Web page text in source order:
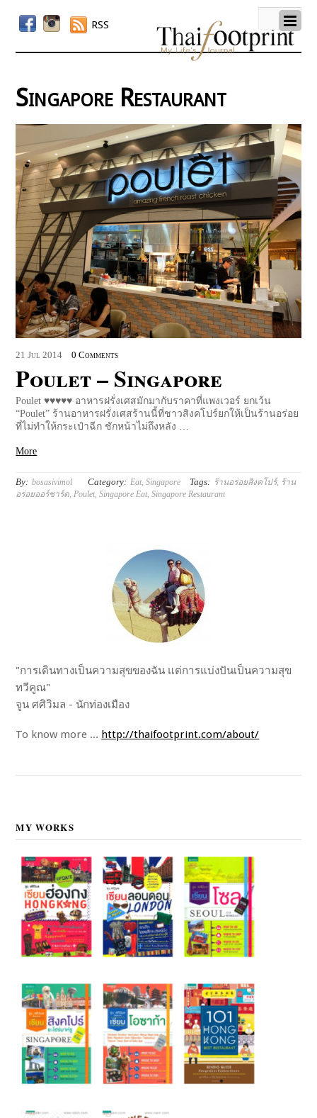
RSS
Singapore Restaurant
21 Jul 2014 0 Comments
Poulet – Singapore
Poulet ♥♥♥♥♥ อาหารฝรั่งเศสมักมากับราคาที่แพงเวอร์ ยกเว้น
“Poulet” ร้านอาหารฝรั่งเศสร้านนี้ที่ชาวสิงคโปร์ยกให้เป็นร้านอร่อย
ที่ไม่ทำให้กระเป๋าฉีก ชักหน้าไม่ถึงหลัง …
More
By: bosasivimol Category: Eat,Singapore Tags: ร้านอร่อยสิงคโปร์, ร้าน
อร่อยออร์ชาร์ด Poulet,Singapore Eat,Singapore Restaurant
"การเดินทางเป็นความสุขของฉัน แต่การแบ่งปันเป็นความสุข
ทวีคูณ"
จูน ศศิวิมล - นักท่องเมือง
To know more ... http://thaifootprint.com/about/
MY WORKS